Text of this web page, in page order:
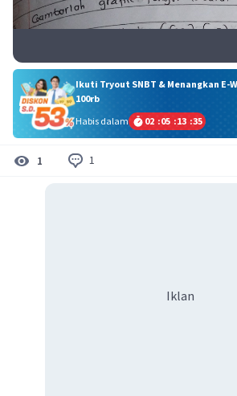
Ikuti Tryout SNBT & Menangkan E-
100rb
Habis dalam
02 :05 :13 :35
1 1
Iklan